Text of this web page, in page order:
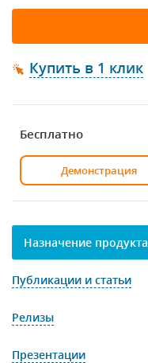
Купить в 1 клик
Бесплатно
Демонстрация
Назначение продукта
Публикации и статьи
Релизы
Презентации